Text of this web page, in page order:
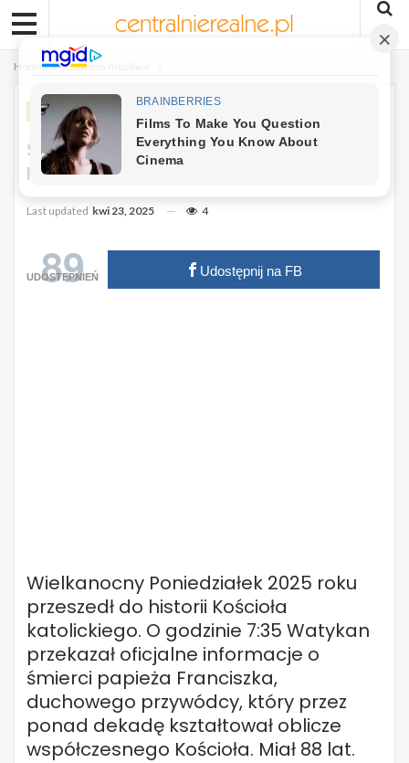
Home Całkiem możliwe
CAŁKIEM MOŻLIWE
Śmierć Papieża Franciszka I Mroczne
Proroctwo. Czy To Początek Końca?
Last updated kwi 23, 2025 4
89
UDOSTĘPNIEŃ Udostępnij na FB
Wielkanocny Poniedziałek 2025 roku
przeszedł do historii Kościoła
katolickiego. O godzinie 7:35 Watykan
przekazał oficjalne informacje o
śmierci papieża Franciszka,
duchowego przywódcy, który przez
ponad dekadę kształtował oblicze
współczesnego Kościoła. Miał 88 lat.